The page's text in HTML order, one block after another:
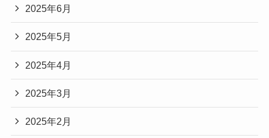
2025年6月
2025年5月
2025年4月
2025年3月
2025年2月